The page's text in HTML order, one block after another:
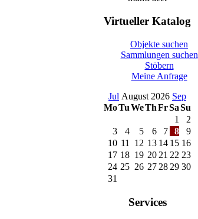
Virtueller Katalog
Objekte suchen
Sammlungen suchen
Stöbern
Meine Anfrage
Jul August 2026 Sep
MoTuWeThFrSaSu
1
2
3
4 5 6 7 8
9
10 11 12 13 14 15 16
17 18 19 20 21 22 23
24 25 26 27 28 29 30
31
Services